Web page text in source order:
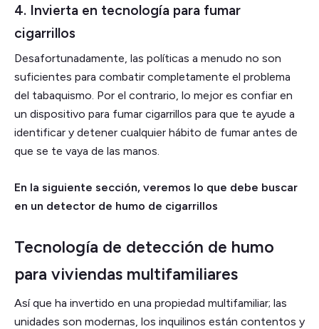
4. Invierta en tecnología para fumar
cigarrillos
Desafortunadamente, las políticas a menudo no son
suficientes para combatir completamente el problema
del tabaquismo. Por el contrario, lo mejor es confiar en
un dispositivo para fumar cigarrillos para que te ayude a
identificar y detener cualquier hábito de fumar antes de
que se te vaya de las manos.
En la siguiente sección, veremos lo que debe buscar
en un detector de humo de cigarrillos
Tecnología de detección de humo
para viviendas multifamiliares
Así que ha invertido en una propiedad multifamiliar; las
unidades son modernas, los inquilinos están contentos y